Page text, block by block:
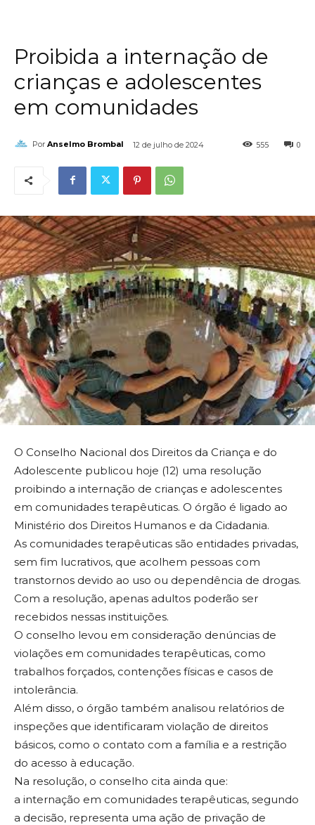
Proibida a internação de
crianças e adolescentes
em comunidades
Por Anselmo Brombal 12 de julho de 2024 0
555
O Conselho Nacional dos Direitos da Criança e do
Adolescente publicou hoje (12) uma resolução
proibindo a internação de crianças e adolescentes
em comunidades terapêuticas. O órgão é ligado ao
Ministério dos Direitos Humanos e da Cidadania.
As comunidades terapêuticas são entidades privadas,
sem fim lucrativos, que acolhem pessoas com
transtornos devido ao uso ou dependência de drogas.
Com a resolução, apenas adultos poderão ser
recebidos nessas instituições.
O conselho levou em consideração denúncias de
violações em comunidades terapêuticas, como
trabalhos forçados, contenções físicas e casos de
intolerância.
Além disso, o órgão também analisou relatórios de
inspeções que identificaram violação de direitos
básicos, como o contato com a família e a restrição
do acesso à educação.
Na resolução, o conselho cita ainda que:
a internação em comunidades terapêuticas, segundo
a decisão, representa uma ação de privação de